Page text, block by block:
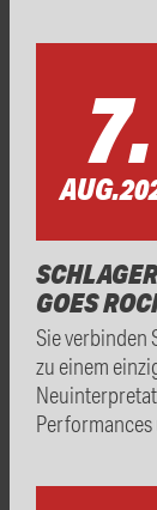
7.
AUG.
GOES
Sie verbinden
zu einem